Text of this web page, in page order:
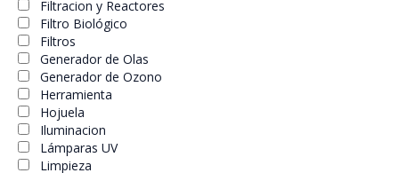
Filtracion y Reactores
Filtro Biológico
Filtros
Generador de Olas
Generador de Ozono
Herramienta
Hojuela
Iluminacion
Lámparas UV
Limpieza